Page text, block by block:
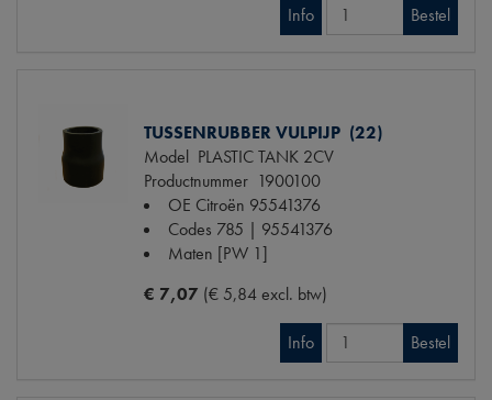
Info Bestel
TUSSENRUBBER VULPIJP (22)
Model PLASTIC TANK 2CV
Productnummer 1900100
OE Citroën 95541376
Codes 785 | 95541376
Maten [PW 1]
€ 7,07 (€ 5,84 excl. btw)
Info Bestel